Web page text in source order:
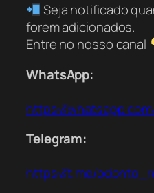
Seja notificado
forem adicionados.
Entre no nosso canal
WhatsApp:
https://
Telegram:
https://t.me/